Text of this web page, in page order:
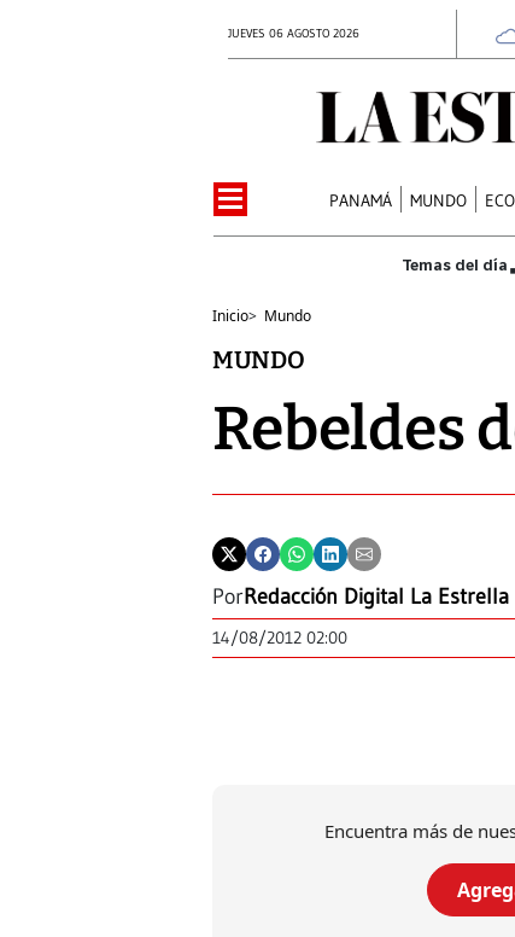
JUEVES 06 AGOSTO 2026
PANAMÁ MUNDO
Inicio> Mundo
MUNDO
Rebeldes
PorRedacción Digital La Estrella
14/08/2012 02:00
Encuentra más de